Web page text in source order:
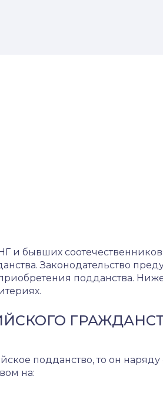
и бывших
Законодательство
подданства.
подданство, то он
на: